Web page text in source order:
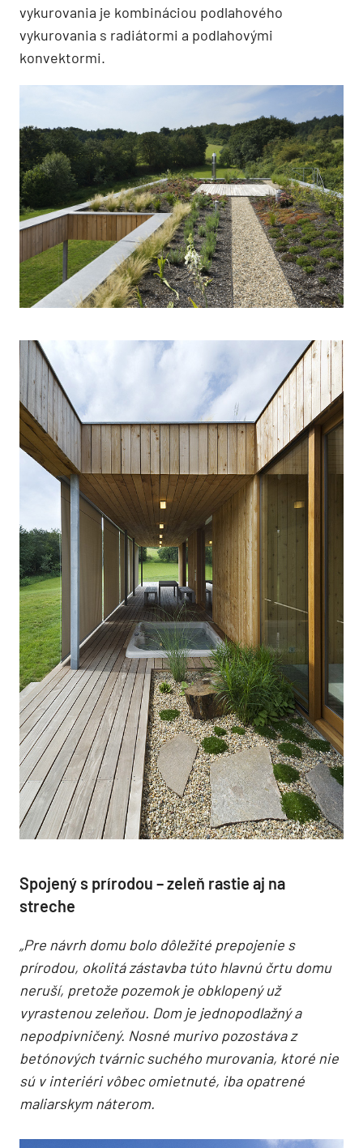
vykurovania je kombináciou podlahového
vykurovania s radiátormi a podlahovými
konvektormi.
Spojený s prírodou – zeleň rastie aj na
streche
„Pre návrh domu bolo dôležité prepojenie s
prírodou, okolitá zástavba túto hlavnú črtu domu
neruší, pretože pozemok je obklopený už
vyrastenou zeleňou. Dom je jednopodlažný a
nepodpivničený. Nosné murivo pozostáva z
betónových tvárnic suchého murovania, ktoré nie
sú v interiéri vôbec omietnuté, iba opatrené
maliarskym náterom.